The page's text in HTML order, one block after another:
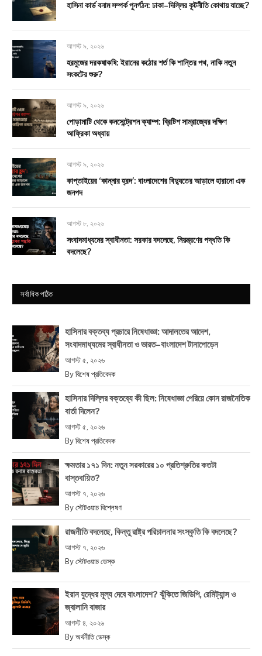
হাসিনা কার্ড বনাম সম্পর্ক পুনর্গঠন: ঢাকা–দিল্লির কূটনীতি কোথায় যাচ্ছে?
আগস্ট ৯, ২০২৬
হরমুজের দরকষাকষি: ইরানের কঠোর শর্ত কি শান্তির পথ, নাকি নতুন
সংকটের শুরু?
আগস্ট ৯, ২০২৬
পোড়ামাটি থেকে কনসেন্ট্রেশন ক্যাম্প: ব্রিটিশ সাম্রাজ্যের দক্ষিণ
আফ্রিকা অধ্যায়
আগস্ট ৯, ২০২৬
কাপ্তাইয়ের ‘কান্নার হ্রদ’: বাংলাদেশের বিদ্যুতের আড়ালে হারানো এক
জনপদ
আগস্ট ৮, ২০২৬
সংবাদমাধ্যমের স্বাধীনতা: সরকার বদলেছে, নিয়ন্ত্রণের পদ্ধতি কি
বদলেছে?
সর্বাধিক পঠিত
হাসিনার বক্তব্য প্রচারে নিষেধাজ্ঞা: আদালতের আদেশ,
সংবাদমাধ্যমের স্বাধীনতা ও ভারত–বাংলাদেশ টানাপোড়েন
আগস্ট ৫, ২০২৬
By বিশেষ প্রতিবেদক
হাসিনার দিল্লির বক্তব্যে কী ছিল: নিষেধাজ্ঞা পেরিয়ে কোন রাজনৈতিক
বার্তা দিলেন?
আগস্ট ৫, ২০২৬
By বিশেষ প্রতিবেদক
ক্ষমতার ১৭১ দিন: নতুন সরকারের ১০ প্রতিশ্রুতির কতটা
বাস্তবায়িত?
আগস্ট ৭, ২০২৬
By স্টেটওয়াচ বিশ্লেষণ
রাজনীতি বদলেছে, কিন্তু রাষ্ট্র পরিচালনার সংস্কৃতি কি বদলেছে?
আগস্ট ৭, ২০২৬
By স্টেটওয়াচ ডেস্ক
ইরান যুদ্ধের মূল্য দেবে বাংলাদেশ? ঝুঁকিতে জিডিপি, রেমিট্যান্স ও
জ্বালানি বাজার
আগস্ট ৪, ২০২৬
By অর্থনীতি ডেস্ক